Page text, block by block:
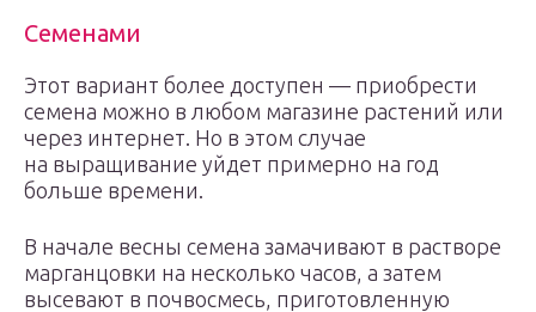
Семенами
Этот вариант более доступен — приобрести
семена можно в любом магазине растений или
через интернет. Но в этом случае
на выращивание уйдет примерно на год
больше времени.
В начале весны семена замачивают в растворе
марганцовки на несколько часов, а затем
высевают в почвосмесь, приготовленную